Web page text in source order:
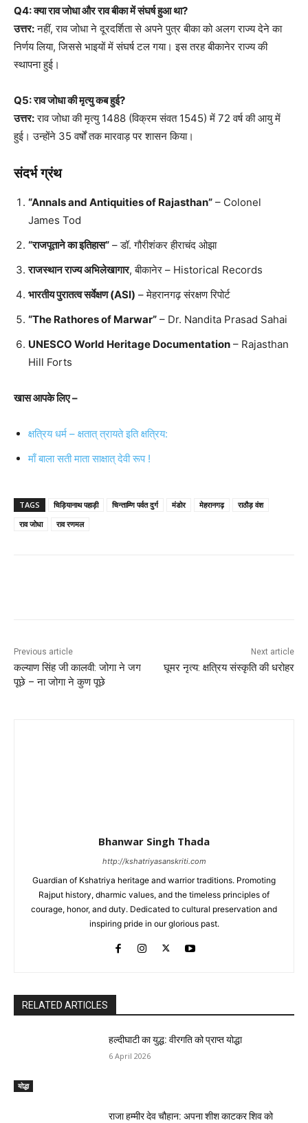
Q4: क्या राव जोधा और राव बीका में संघर्ष हुआ था?
उत्तर:नहीं, राव जोधा ने दूरदर्शिता से अपने पुत्र बीका को अलग राज्य देने का
निर्णय लिया, जिससे भाइयों में संघर्ष टल गया। इस तरह बीकानेर राज्य की
स्थापना हुई।
Q5: राव जोधा की मृत्यु कब हुई?
उत्तर:राव जोधा की मृत्यु 1488 (विक्रम संवत 1545) में 72 वर्ष की आयु में
हुई। उन्होंने 35 वर्षों तक मारवाड़ पर शासन किया।
संदर्भ ग्रंथ
“Annals and Antiquities of Rajasthan” – Colonel
James Tod
“राजपूताने का इतिहास” – डॉ. गौरीशंकर हीराचंद ओझा
राजस्थान राज्य अभिलेखागार, बीकानेर – Historical Records
भारतीय पुरातत्व सर्वेक्षण (ASI) – मेहरानगढ़ संरक्षण रिपोर्ट
“The Rathores of Marwar” – Dr. Nandita Prasad Sahai
UNESCO World Heritage Documentation – Rajasthan
Hill Forts
खास आपके लिए –
क्षत्रिय धर्म – क्षतात् त्रायते इति क्षत्रिय:
माँ बाला सती माता साक्षात् देवी रूप !
TAGS चिड़ियानाथ पहाड़ी चिन्ताम्णि पर्वत दुर्ग मंडोर मेहरानगढ़
राठौड़ वंश
राव जोधा
राव रणमल
Previous article
कल्याण सिंह जी कालवी: जोगा ने जग
पूछे – ना जोगा ने कुण पूछे
Next article
घूमर नृत्य: क्षत्रिय संस्कृति की धरोहर
Bhanwar Singh Thada
http://kshatriyasanskriti.com
Guardian of Kshatriya heritage and warrior traditions. Promoting
Rajput history, dharmic values, and the timeless principles of
courage, honor, and duty. Dedicated to cultural preservation and
inspiring pride in our glorious past.
RELATED ARTICLES
योद्धा
हल्दीघाटी का युद्ध: वीरगति को प्राप्त योद्धा
6 April 2026
राजा हम्मीर देव चौहान: अपना शीश काटकर शिव को